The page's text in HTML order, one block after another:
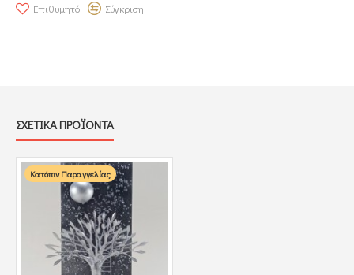
Επιθυμητό Σύγκριση
ΣΧΕΤΙΚΑ ΠΡΟΪΟΝΤΑ
Κατόπιν Παραγγελίας